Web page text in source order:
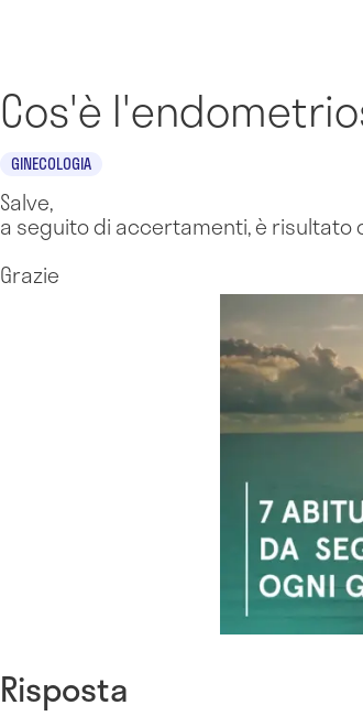
Cos'è
GINECOLOGIA
Salve,
a seguito di accertamenti, è risultato
Grazie
Risposta